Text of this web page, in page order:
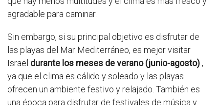
agradable para caminar.
Sin embargo, si su principal objetivo es disfrutar de
las playas del Mar Mediterráneo, es mejor visitar
Israel durante los meses de verano (junio-agosto),
ya que el clima es cálido y soleado y las playas
ofrecen un ambiente festivo y relajado. También es
una época para disfrutar de festivales de música y